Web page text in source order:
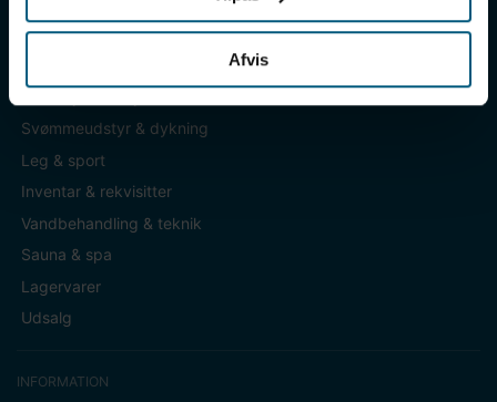
Afvis
Svømmeudstyr & dykning
Leg & sport
Inventar & rekvisitter
Vandbehandling & teknik
Sauna & spa
Lagervarer
Udsalg
INFORMATION